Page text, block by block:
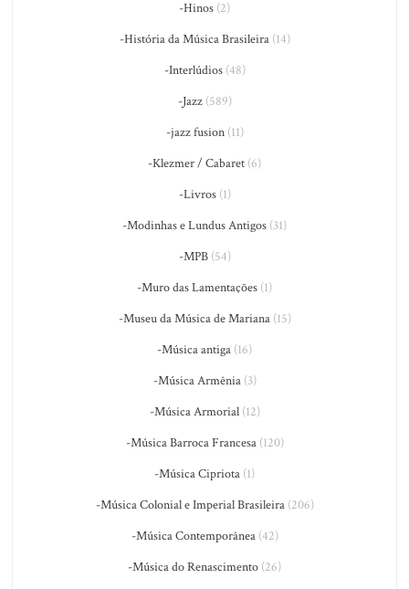
-Hinos (2)
-História da Música Brasileira(14)
-Interlúdios(48)
-Jazz(589)
-jazz fusion(11)
-Klezmer / Cabaret (6)
-Livros(1)
-Modinhas e Lundus Antigos (31)
-MPB(54)
-Muro das Lamentações (1)
-Museu da Música de Mariana(15)
-Música antiga (16)
-Música Armênia(3)
-Música Armorial(12)
-Música Barroca Francesa(120)
-Música Cipriota (1)
-Música Colonial e Imperial Brasileira(206)
-Música Contemporânea(42)
-Música do Renascimento (26)